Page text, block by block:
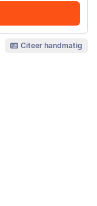
Citeer handmatig